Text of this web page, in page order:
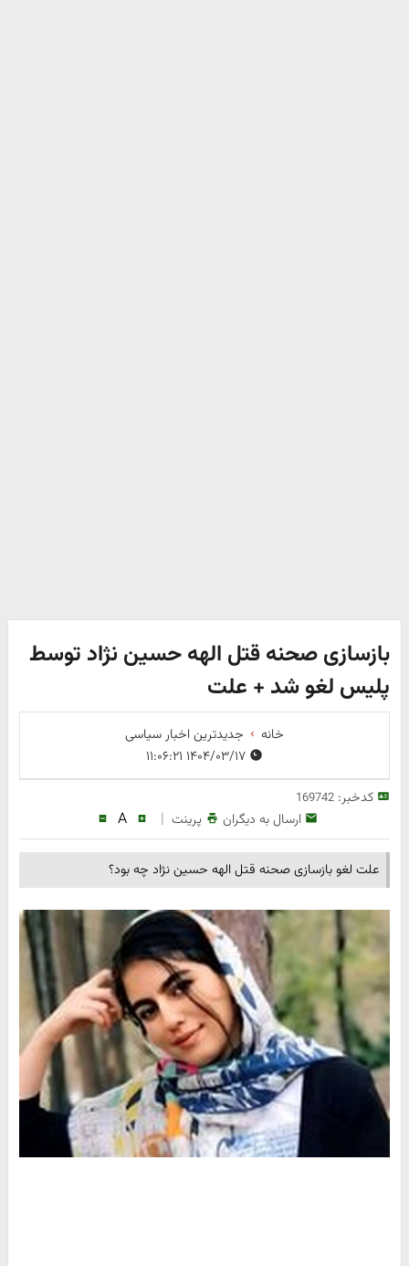
بازسازی صحنه قتل الهه حسین نژاد توسط
پلیس لغو شد + علت
خانه
جدیدترین اخبار سیاسی
کدخبر:169742
ارسال به دیگران پرینت |
A
علت لغو بازسازی صحنه قتل الهه حسین نژاد چه بود؟